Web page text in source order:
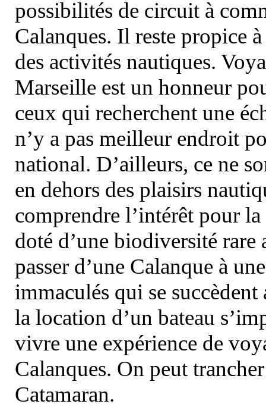
possibilités de circuit à
Calanques. Il reste propice
des activités nautiques.
Marseille est un honneur
ceux qui recherchent une
n’y a pas meilleur endroit
national. D’ailleurs, ce ne
en dehors des plaisirs
comprendre l’intérêt pour
doté d’une biodiversité
passer d’une Calanque à
immaculés qui se
la location d’un bateau
vivre une expérience de
Calanques. On peut
Catamaran.